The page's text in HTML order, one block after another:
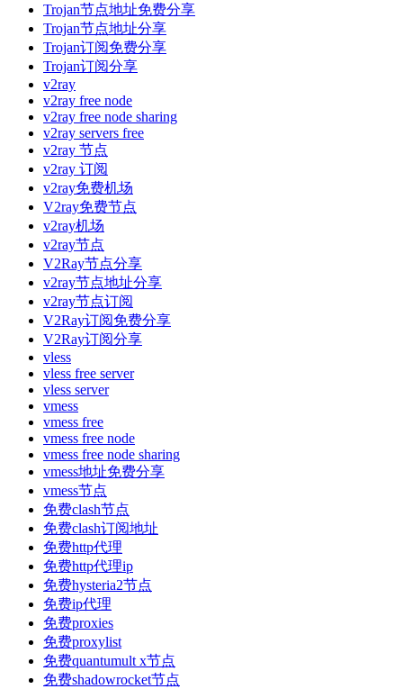
Trojan节点地址免费分享
Trojan节点地址分享
Trojan订阅免费分享
Trojan订阅分享
v2ray
v2ray free node
v2ray free node sharing
v2ray servers free
v2ray 节点
v2ray 订阅
v2ray免费机场
V2ray免费节点
v2ray机场
v2ray节点
V2Ray节点分享
v2ray节点地址分享
v2ray节点订阅
V2Ray订阅免费分享
V2Ray订阅分享
vless
vless free server
vless server
vmess
vmess free
vmess free node
vmess free node sharing
vmess地址免费分享
vmess节点
免费clash节点
免费clash订阅地址
免费http代理
免费http代理ip
免费hysteria2节点
免费ip代理
免费proxies
免费proxylist
免费quantumult x节点
免费shadowrocket节点